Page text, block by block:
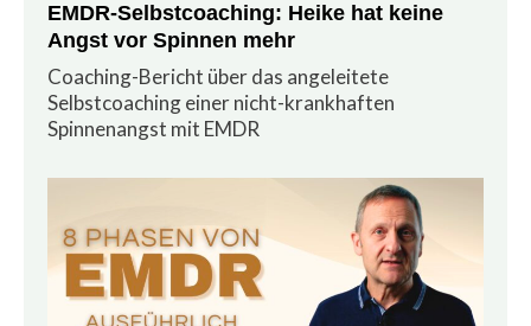
EMDR-Selbstcoaching: Heike hat keine
Angst vor Spinnen mehr
Coaching-Bericht über das angeleitete
Selbstcoaching einer nicht-krankhaften
Spinnenangst mit EMDR